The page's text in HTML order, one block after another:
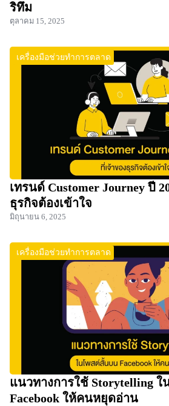
ริทึม
ตุลาคม 15, 2025
เครื่องมือช่วยทำการตลาด
เทรนด์ Customer Journey ปี
ธุรกิจต้องเข้าใจ
มิถุนายน 6, 2025
เครื่องมือช่วยทำการตลาด
แนวทางการใช้ Storytelling
Facebook ให้คนหยุดอ่าน